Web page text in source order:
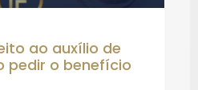
ao auxílio de
pedir o benefício